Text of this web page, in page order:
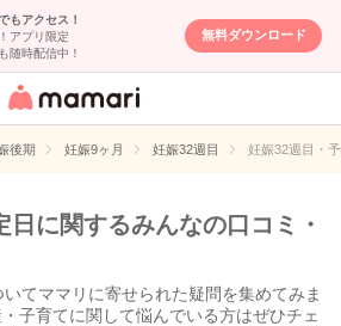
もアクセス！
アプリ限定
随時配信中！
無料ダウンロード
女性専用匿名QA
イト
後期 妊娠9ヶ月 妊娠32週目 妊娠32週目・
日に関するみんなの口コミ・
てママリに寄せられた疑問を集めてみま
子育てに関して悩んでいる方はぜひチェ